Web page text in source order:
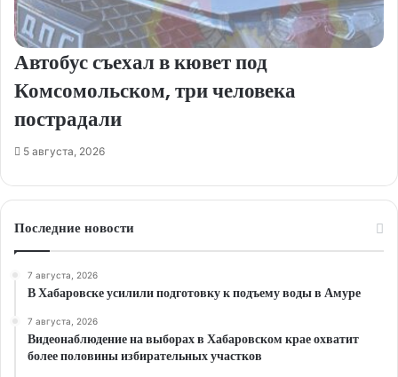
Автобус съехал в кювет под
Комсомольском, три человека
пострадали
5 августа, 2026
Последние новости
7 августа, 2026
В Хабаровске усилили подготовку к подъему воды в Амуре
7 августа, 2026
Видеонаблюдение на выборах в Хабаровском крае охватит
более половины избирательных участков